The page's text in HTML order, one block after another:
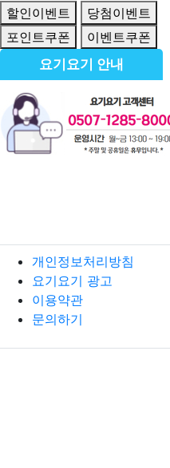
할인이벤트
당첨이벤트
포인트쿠폰
이벤트쿠폰
요기요기 안내
개인정보처리방침
요기요기 광고
이용약관
문의하기